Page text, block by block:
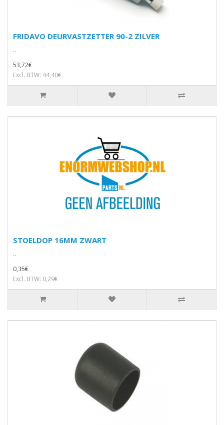
FRIDAVO DEURVASTZETTER 90-2 ZILVER
..
53,72€
Excl. BTW: 44,40€
STOELDOP 16MM ZWART
..
0,35€
Excl. BTW: 0,29€